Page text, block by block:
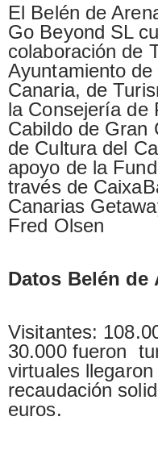
El Belén de
Go Beyond SL
colaboración de
Ayuntamiento
Canaria, de
la Consejería de
Cabildo de Gran
de Cultura del
apoyo de la
través de
Canarias
Fred Olsen
Datos Belén de
Visitantes:
30.000 fueron
virtuales
recaudación
euros.